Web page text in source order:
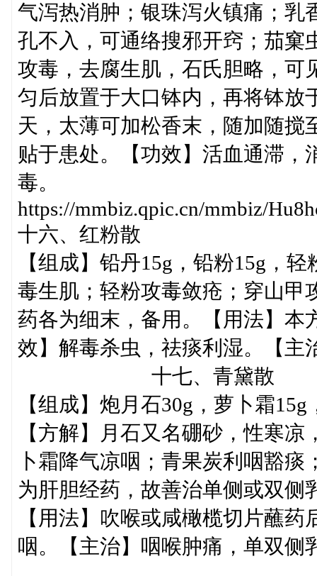
气泻热消肿；银珠泻火镇痛；乳
孔不入，可通络搜邪开窍；茄窠
攻毒，去腐生肌，石氏胆略，可
匀后放置于大口钵内，再将钵放
天，太薄可加松香末，随加随搅
贴于患处。【功效】活血通滞，
毒。
https://mmbiz.qpic.cn/mmbiz/
十六、红粉散
【组成】铅丹15g，铅粉15g，
毒生肌；轻粉攻毒敛疮；穿山甲
药各为细末，备用。【用法】本
效】解毒杀虫，祛痰利湿。【主
十七、青黛散
【组成】炮月石30g，萝卜霜
【方解】月石又名硼砂，性寒
卜霜降气凉咽；青果炭利咽豁
为肝胆经药，故善治单侧或双侧
【用法】吹喉或咸橄榄切片蘸
咽。【主治】咽喉肿痛，单双侧